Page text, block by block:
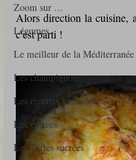
Zoom sur ...
Légumes
Le meilleur de la Méditerranée
Les champignons
Les recettes au melon
Les entrées
Les Tartes sucrées
Alors direction la cuisine,
c'est parti !